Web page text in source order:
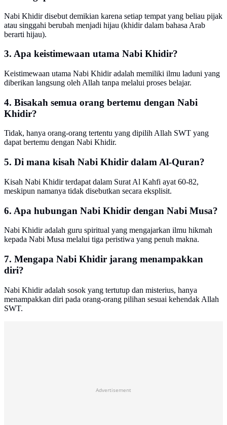
Nabi Khidir disebut demikian karena setiap tempat yang beliau pijak
atau singgahi berubah menjadi hijau (khidir dalam bahasa Arab
berarti hijau).
3. Apa keistimewaan utama Nabi Khidir?
Keistimewaan utama Nabi Khidir adalah memiliki ilmu laduni yang
diberikan langsung oleh Allah tanpa melalui proses belajar.
4. Bisakah semua orang bertemu dengan Nabi
Khidir?
Tidak, hanya orang-orang tertentu yang dipilih Allah SWT yang
dapat bertemu dengan Nabi Khidir.
5. Di mana kisah Nabi Khidir dalam Al-Quran?
Kisah Nabi Khidir terdapat dalam Surat Al Kahfi ayat 60-82,
meskipun namanya tidak disebutkan secara eksplisit.
6. Apa hubungan Nabi Khidir dengan Nabi Musa?
Nabi Khidir adalah guru spiritual yang mengajarkan ilmu hikmah
kepada Nabi Musa melalui tiga peristiwa yang penuh makna.
7. Mengapa Nabi Khidir jarang menampakkan
diri?
Nabi Khidir adalah sosok yang tertutup dan misterius, hanya
menampakkan diri pada orang-orang pilihan sesuai kehendak Allah
SWT.
Advertisement